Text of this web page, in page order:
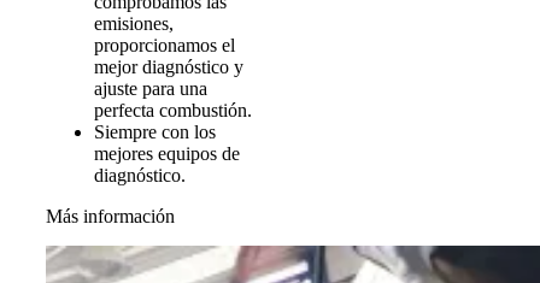
emisiones,
proporcionamos el
mejor diagnóstico y
ajuste para una
perfecta combustión.
Siempre con los
mejores equipos de
diagnóstico.
Más información